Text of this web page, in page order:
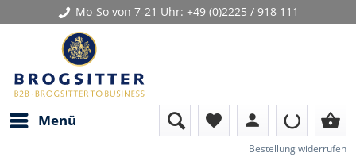
Mo-So von 7-21 Uhr: +49 (0)2225 / 918 111
Menü favorite person shopping_basket
Bestellung widerrufen